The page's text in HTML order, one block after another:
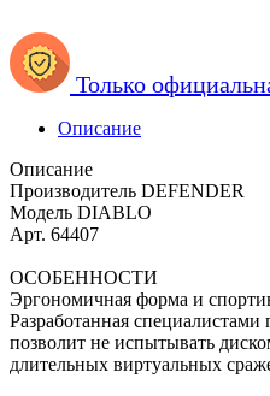
Только
Описание
Описание
Производитель DEFENDER
Модель DIABLO
Арт. 64407
ОСОБЕННОСТИ
Эргономичная форма и
Разработанная
позволит не испытывать
длительных виртуальных